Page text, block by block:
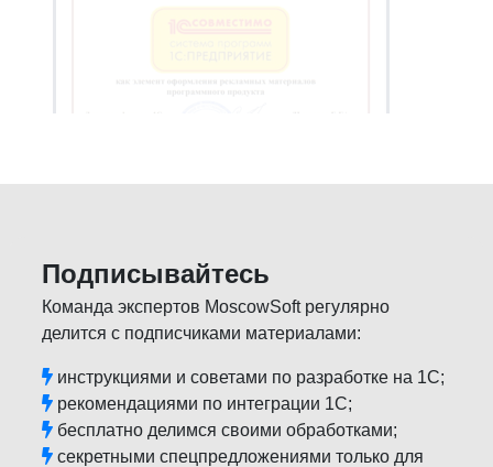
Подписывайтесь
Команда экспертов MoscowSoft регулярно
делится с подписчиками материалами:
инструкциями и советами по разработке на 1С;
рекомендациями по интеграции 1С;
бесплатно делимся своими обработками;
секретными спецпредложениями только для